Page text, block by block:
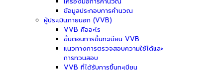
ข้อมูลประกอบการคำนวณ
ผู้ประเมินภายนอก (VVB)
VVB คืออะไร
ขั้นตอนการขึ้นทะเบียน VVB
แนวทางการตรวจสอบความใช้ได้และ
การทวนสอบ
VVB ที่ได้รับการขึ้นทะเบียน